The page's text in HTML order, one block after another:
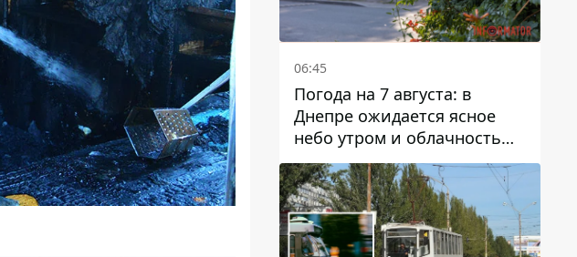
06:45
Погода на 7 августа: в
Днепре ожидается ясное
небо утром и облачность
после обеда